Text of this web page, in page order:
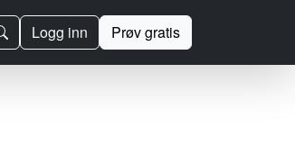
Logg inn Prøv gratis